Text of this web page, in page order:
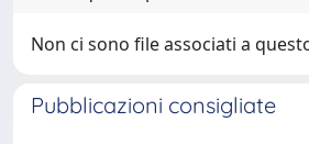
Non ci sono file associati a
Pubblicazioni consigliate